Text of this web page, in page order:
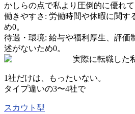
かしらの点で私より圧倒的に優れ
働きやすさ : 労働時間や休暇に関す
め0。
待遇・環境: 給与や福利厚生、評価
述がないため0。
実際に転職した
1社だけは、もったいない。
タイプ違いの3〜4社で
スカウト型